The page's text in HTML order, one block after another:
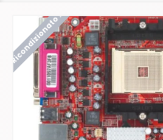
Ricondizionato !